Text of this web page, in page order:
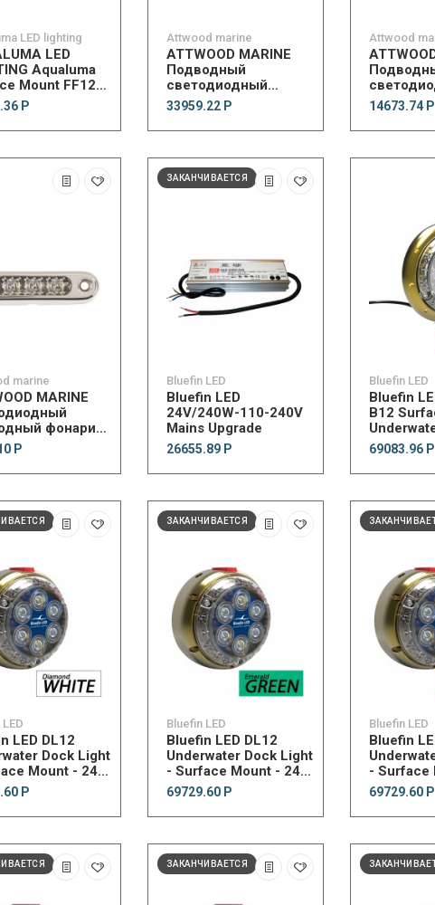
LED lighting
LED
Aqualuma
Mount FF12
Light
Р
Attwood marine
ATTWOOD MARINE
Подводный
светодиодный
фонарь Light Armor
Underwater LED Light
12 светодиодов
33959.22 Р
Attwood
фонарь
3
14673.74 Р
marine
MARINE
фонарик
LED
Courtesy
Р
ЗАКАНЧИВАЕТСЯ
Bluefin LED
Bluefin LED
24V/240W-110-240V
Mains Upgrade
26655.89 Р
Bluefin LED
Bluefin
B12
5900
Emerald
69083.96 Р
LED DL12
Dock Light
Mount - 24V
White
Р
ЗАКАНЧИВАЕТСЯ
Bluefin LED
Bluefin LED DL12
Underwater Dock Light
- Surface Mount - 24V
- Emerald Green
69729.60 Р
Bluefin LED
Bluefin
- Surface
- Sapphire
69729.60 Р
ЗАКАНЧИВАЕТСЯ